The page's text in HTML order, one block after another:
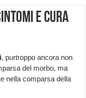
e cura
, purtroppo ancora non
del morbo, ma
nella comparsa della